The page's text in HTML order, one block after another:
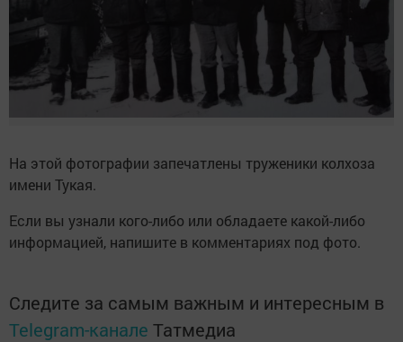
На этой фотографии запечатлены труженики колхоза
имени Тукая.
Если вы узнали кого-либо или обладаете какой-либо
информацией, напишите в комментариях под фото.
Следите за самым важным и интересным в
Telegram-канале Татмедиа